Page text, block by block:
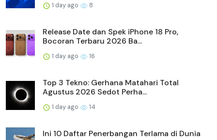
1 day ago 8
Release Date dan Spek iPhone 18 Pro,
Bocoran Terbaru 2026 Ba...
1 day ago 16
Top 3 Tekno: Gerhana Matahari Total
Agustus 2026 Sedot Perha...
1 day ago 14
Ini 10 Daftar Penerbangan Terlama di Dunia